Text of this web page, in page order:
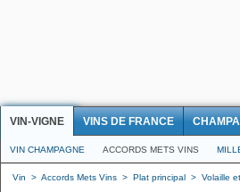
VIN-VIGNE VINS DE FRANCE
VIN CHAMPAGNE ACCORDS METS VINS
Vin > Accords Mets Vins > Plat principal > Volaille